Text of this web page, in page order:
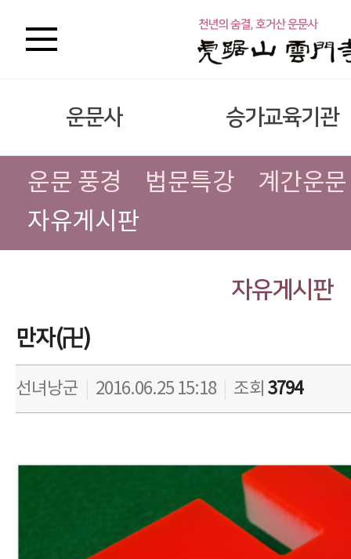
운문사 승가교육기관
운문 풍경 법문특강
계간운문
자유게시판
자유게시판
만자(卍)
선녀낭군 2016.06.25 15:18 조회 3794